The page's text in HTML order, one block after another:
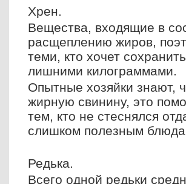
Хрен.
Вещества, входящие в
расщеплению жиров,
теми, кто хочет
лишними килограммами.
Опытные хозяйки знают,
жирную свинину, это
тем, кто не стеснялся
слишком полезным
Редька.
Всего одной редьки